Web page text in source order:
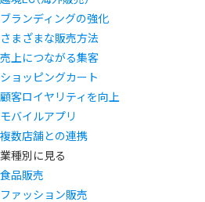
ブランディングの強化
さまざまな販売方法
売上につながる集客
ショッピングカート
顧客ロイヤリティを向上
モバイルアプリ
複数店舗との連携
業種別に見る
食品販売
ファッション販売